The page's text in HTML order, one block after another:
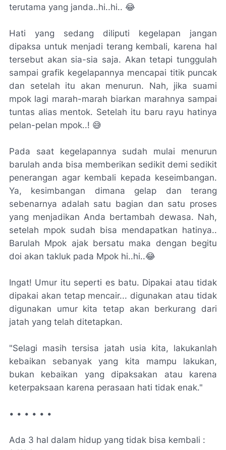
terutama yang janda..hi..hi.. 😂
Hati yang sedang diliputi kegelapan jangan
dipaksa untuk menjadi terang kembali, karena hal
tersebut akan sia-sia saja. Akan tetapi tunggulah
sampai grafik kegelapannya mencapai titik puncak
dan setelah itu akan menurun. Nah, jika suami
mpok lagi marah-marah biarkan marahnya sampai
tuntas alias mentok. Setelah itu baru rayu hatinya
pelan-pelan mpok..! 😅
Pada saat kegelapannya sudah mulai menurun
barulah anda bisa memberikan sedikit demi sedikit
penerangan agar kembali kepada keseimbangan.
Ya, kesimbangan dimana gelap dan terang
sebenarnya adalah satu bagian dan satu proses
yang menjadikan Anda bertambah dewasa. Nah,
setelah mpok sudah bisa mendapatkan hatinya..
Barulah Mpok ajak bersatu maka dengan begitu
doi akan takluk pada Mpok hi..hi..😂
Ingat! Umur itu seperti es batu. Dipakai atau tidak
dipakai akan tetap mencair... digunakan atau tidak
digunakan umur kita tetap akan berkurang dari
jatah yang telah ditetapkan.
"Selagi masih tersisa jatah usia kita, lakukanlah
kebaikan sebanyak yang kita mampu lakukan,
bukan kebaikan yang dipaksakan atau karena
keterpaksaan karena perasaan hati tidak enak."
• • • • • •
Ada 3 hal dalam hidup yang tidak bisa kembali :